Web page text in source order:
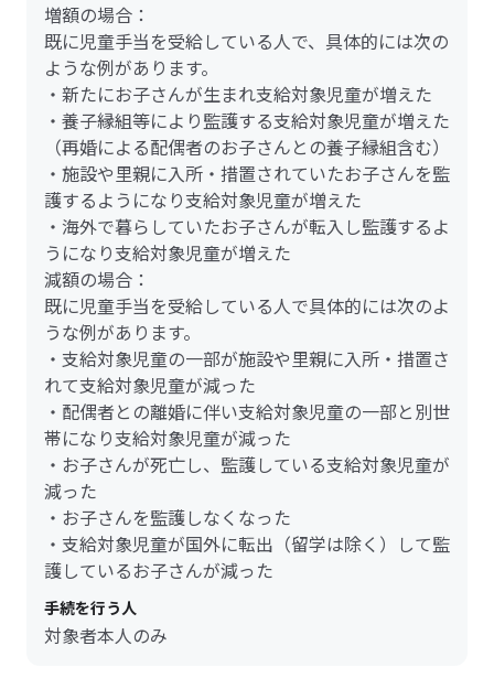
増額の場合：
既に児童手当を受給している人で、具体的には次の
ような例があります。
・新たにお子さんが生まれ支給対象児童が増えた
・養子縁組等により監護する支給対象児童が増えた
（再婚による配偶者のお子さんとの養子縁組含む）
・施設や里親に入所・措置されていたお子さんを監
護するようになり支給対象児童が増えた
・海外で暮らしていたお子さんが転入し監護するよ
うになり支給対象児童が増えた
減額の場合：
既に児童手当を受給している人で具体的には次のよ
うな例があります。
・支給対象児童の一部が施設や里親に入所・措置さ
れて支給対象児童が減った
・配偶者との離婚に伴い支給対象児童の一部と別世
帯になり支給対象児童が減った
・お子さんが死亡し、監護している支給対象児童が
減った
・お子さんを監護しなくなった
・支給対象児童が国外に転出（留学は除く）して監
護しているお子さんが減った
手続を行う人
対象者本人のみ